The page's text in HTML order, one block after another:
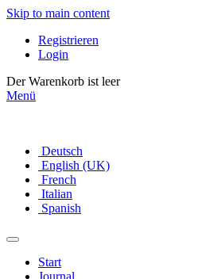
Skip to main content
Registrieren
Login
Der Warenkorb ist leer
Menü
Deutsch
English (UK)
French
Italian
Spanish
Start
Journal